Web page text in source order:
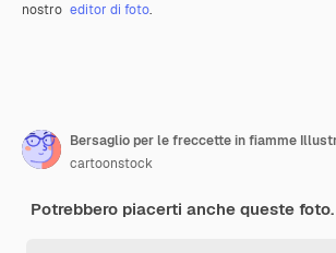
nostro editor di foto.
cartoonstock
Potrebbero piacerti anche queste foto.